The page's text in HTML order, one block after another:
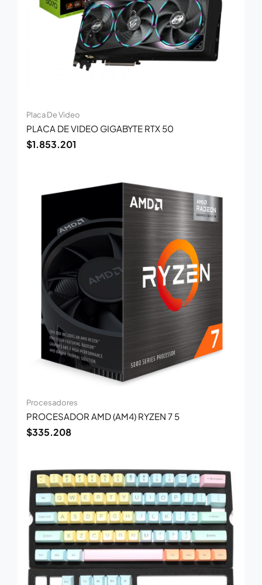
Placa De Video
PLACA DE VIDEO GIGABYTE RTX 50
$1.853.201
Procesadores
PROCESADOR AMD (AM4) RYZEN 7 5
$335.208